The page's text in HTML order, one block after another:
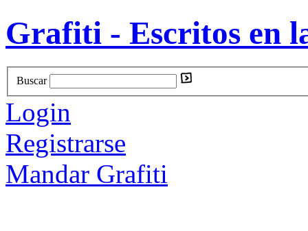
Grafiti - Escritos en
Buscar
Login
Registrarse
Mandar Grafiti